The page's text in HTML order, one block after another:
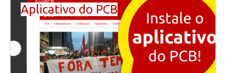
Aplicativo do PCB